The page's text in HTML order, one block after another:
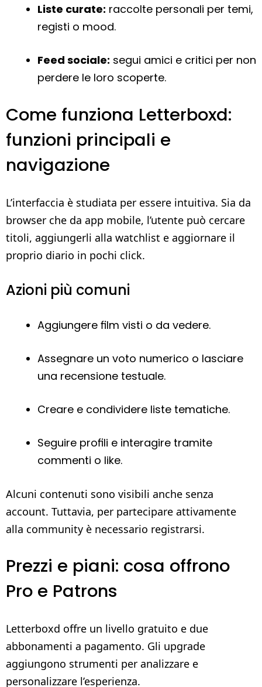
Liste curate: raccolte personali per temi,
registi o mood.
Feed sociale: segui amici e critici per non
perdere le loro scoperte.
Come funziona Letterboxd:
funzioni principali e
navigazione
L’interfaccia è studiata per essere intuitiva. Sia da
browser che da app mobile, l’utente può cercare
titoli, aggiungerli alla watchlist e aggiornare il
proprio diario in pochi click.
Azioni più comuni
Aggiungere film visti o da vedere.
Assegnare un voto numerico o lasciare
una recensione testuale.
Creare e condividere liste tematiche.
Seguire profili e interagire tramite
commenti o like.
Alcuni contenuti sono visibili anche senza
account. Tuttavia, per partecipare attivamente
alla community è necessario registrarsi.
Prezzi e piani: cosa offrono
Pro e Patrons
Letterboxd offre un livello gratuito e due
abbonamenti a pagamento. Gli upgrade
aggiungono strumenti per analizzare e
personalizzare l’esperienza.